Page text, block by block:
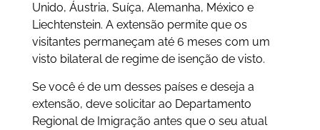
Unido, Áustria, Suíça, Alemanha, México e
Liechtenstein. A extensão permite que os
visitantes permaneçam até 6 meses com um
visto bilateral de regime de isenção de visto.
Se você é de um desses países e deseja a
extensão, deve solicitar ao Departamento
Regional de Imigração antes que o seu atual